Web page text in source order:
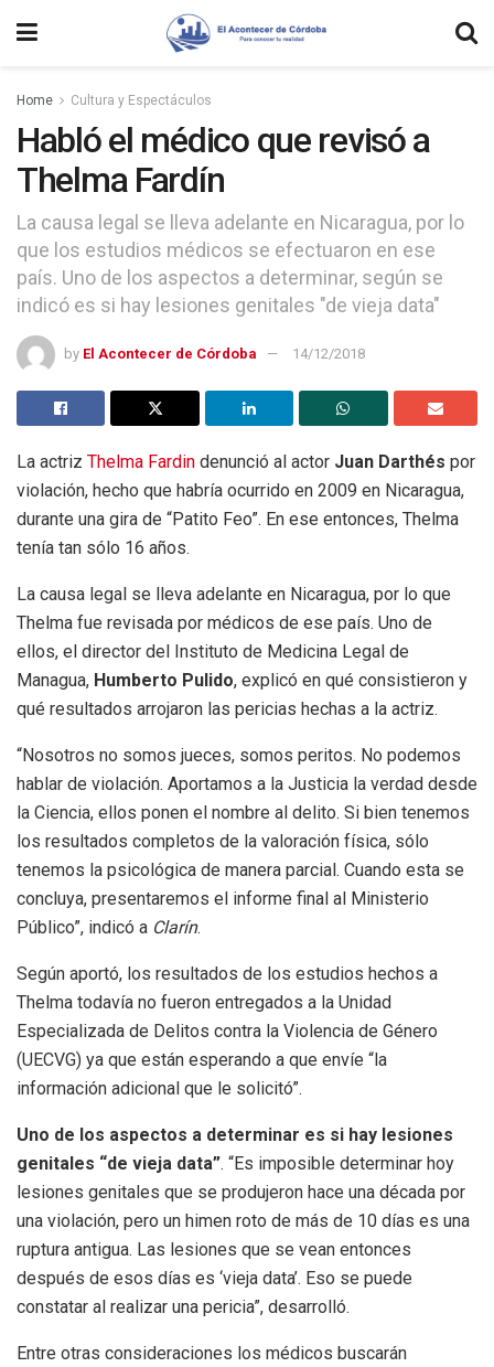
Home Cultura y Espectáculos
Habló el médico que revisó a
Thelma Fardín
La causa legal se lleva adelante en Nicaragua, por lo
que los estudios médicos se efectuaron en ese
país. Uno de los aspectos a determinar, según se
indicó es si hay lesiones genitales "de vieja data"
by El Acontecer de Córdoba 14/12/2018
La actriz Thelma Fardin denunció al actor Juan Darthés por
violación, hecho que habría ocurrido en 2009 en Nicaragua,
durante una gira de “Patito Feo”. En ese entonces, Thelma
tenía tan sólo 16 años.
La causa legal se lleva adelante en Nicaragua, por lo que
Thelma fue revisada por médicos de ese país. Uno de
ellos, el director del Instituto de Medicina Legal de
Managua, Humberto Pulido, explicó en qué consistieron y
qué resultados arrojaron las pericias hechas a la actriz.
“Nosotros no somos jueces, somos peritos. No podemos
hablar de violación. Aportamos a la Justicia la verdad desde
la Ciencia, ellos ponen el nombre al delito. Si bien tenemos
los resultados completos de la valoración física, sólo
tenemos la psicológica de manera parcial. Cuando esta se
concluya, presentaremos el informe final al Ministerio
Público”, indicó a Clarín.
Según aportó, los resultados de los estudios hechos a
Thelma todavía no fueron entregados a la Unidad
Especializada de Delitos contra la Violencia de Género
(UECVG) ya que están esperando a que envíe “la
información adicional que le solicitó”.
Uno de los aspectos a determinar es si hay lesiones
genitales “de vieja data”. “Es imposible determinar hoy
lesiones genitales que se produjeron hace una década por
una violación, pero un himen roto de más de 10 días es una
ruptura antigua. Las lesiones que se vean entonces
después de esos días es ‘vieja data’. Eso se puede
constatar al realizar una pericia”, desarrolló.
Entre otras consideraciones los médicos buscarán